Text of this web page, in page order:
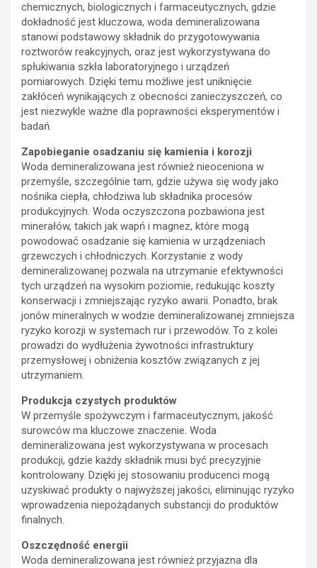
chemicznych, biologicznych i farmaceutycznych, gdzie
dokładność jest kluczowa, woda demineralizowana
stanowi podstawowy składnik do przygotowywania
roztworów reakcyjnych, oraz jest wykorzystywana do
spłukiwania szkła laboratoryjnego i urządzeń
pomiarowych. Dzięki temu możliwe jest uniknięcie
zakłóceń wynikających z obecności zanieczyszczeń, co
jest niezwykle ważne dla poprawności eksperymentów i
badań.
Zapobieganie osadzaniu się kamienia i korozji
Woda demineralizowana jest również nieoceniona w
przemyśle, szczególnie tam, gdzie używa się wody jako
nośnika ciepła, chłodziwa lub składnika procesów
produkcyjnych. Woda oczyszczona pozbawiona jest
minerałów, takich jak wapń i magnez, które mogą
powodować osadzanie się kamienia w urządzeniach
grzewczych i chłodniczych. Korzystanie z wody
demineralizowanej pozwala na utrzymanie efektywności
tych urządzeń na wysokim poziomie, redukując koszty
konserwacji i zmniejszając ryzyko awarii. Ponadto, brak
jonów mineralnych w wodzie demineralizowanej zmniejsza
ryzyko korozji w systemach rur i przewodów. To z kolei
prowadzi do wydłużenia żywotności infrastruktury
przemysłowej i obniżenia kosztów związanych z jej
utrzymaniem.
Produkcja czystych produktów
W przemyśle spożywczym i farmaceutycznym, jakość
surowców ma kluczowe znaczenie. Woda
demineralizowana jest wykorzystywana w procesach
produkcji, gdzie każdy składnik musi być precyzyjnie
kontrolowany. Dzięki jej stosowaniu producenci mogą
uzyskiwać produkty o najwyższej jakości, eliminując ryzyko
wprowadzenia niepożądanych substancji do produktów
finalnych.
Oszczędność energii
Woda demineralizowana jest również przyjazna dla